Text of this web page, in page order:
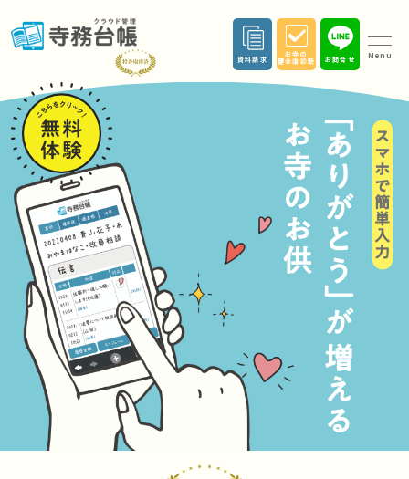
Menu
資料請求
お寺の
健全度診断
お問合せ